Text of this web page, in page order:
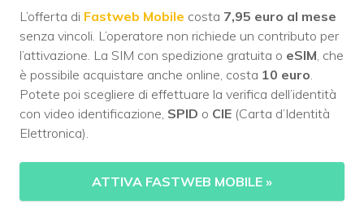
L’offerta di Fastweb Mobile costa 7,95 euro al mese
senza vincoli. L’operatore non richiede un contributo per
l’attivazione. La SIM con spedizione gratuita o eSIM, che
è possibile acquistare anche online, costa 10 euro.
Potete poi scegliere di effettuare la verifica dell’identità
con video identificazione, SPID o CIE (Carta d’Identità
Elettronica).
ATTIVA FASTWEB MOBILE »